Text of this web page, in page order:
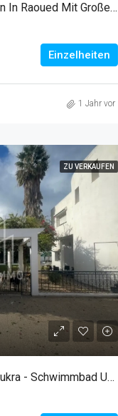
Unfertige Villa Zu Verkaufen In Raoued Mit Großem Grundstück
Einzelheiten
1 Jahr vor
ZU VERKAUFEN
Villa Zu Verkaufen In La Soukra - Schwimmbad Und Grillplatz